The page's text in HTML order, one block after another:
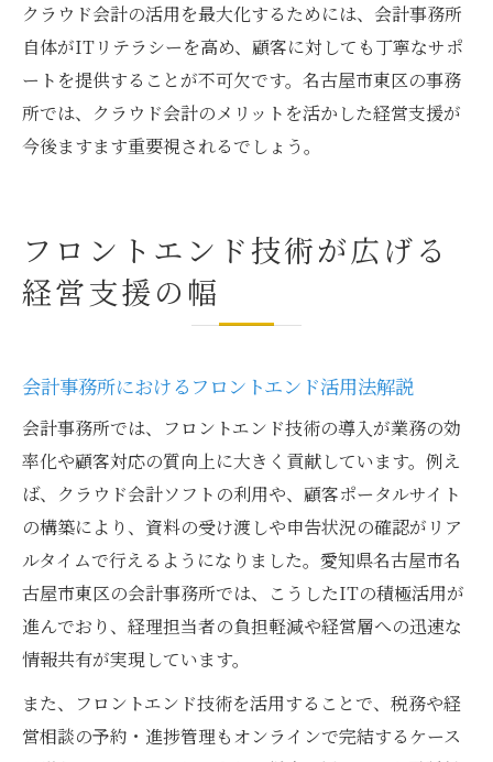
クラウド会計の活用を最大化するためには、会計事務所
自体がITリテラシーを高め、顧客に対しても丁寧なサポ
ートを提供することが不可欠です。名古屋市東区の事務
所では、クラウド会計のメリットを活かした経営支援が
今後ますます重要視されるでしょう。
フロントエンド技術が広げる
経営支援の幅
会計事務所におけるフロントエンド活用法解説
会計事務所では、フロントエンド技術の導入が業務の効
率化や顧客対応の質向上に大きく貢献しています。例え
ば、クラウド会計ソフトの利用や、顧客ポータルサイト
の構築により、資料の受け渡しや申告状況の確認がリア
ルタイムで行えるようになりました。愛知県名古屋市名
古屋市東区の会計事務所では、こうしたITの積極活用が
進んでおり、経理担当者の負担軽減や経営層への迅速な
情報共有が実現しています。
また、フロントエンド技術を活用することで、税務や経
営相談の予約・進捗管理もオンラインで完結するケース